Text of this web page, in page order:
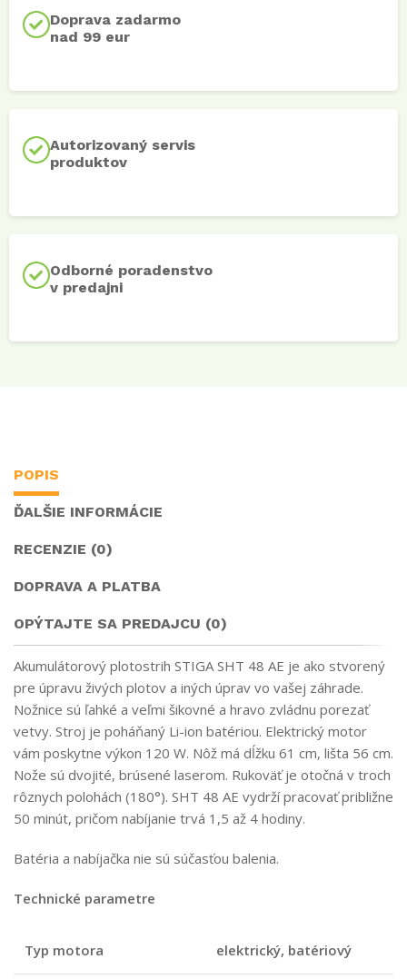
Doprava zadarmo
nad 99 eur
Autorizovaný servis
produktov
Odborné poradenstvo
v predajni
POPIS
ĎALŠIE INFORMÁCIE
RECENZIE (0)
DOPRAVA A PLATBA
OPÝTAJTE SA PREDAJCU (0)
Akumulátorový plotostrih STIGA SHT 48 AE je ako stvorený
pre úpravu živých plotov a iných úprav vo vašej záhrade.
Nožnice sú ľahké a veľmi šikovné a hravo zvládnu porezať
vetvy. Stroj je poháňaný Li-ion batériou. Elektrický motor
vám poskytne výkon 120 W. Nôž má dĺžku 61 cm, lišta 56 cm.
Nože sú dvojité, brúsené laserom. Rukoväť je otočná v troch
rôznych polohách (180°). SHT 48 AE vydrží pracovať približne
50 minút, pričom nabíjanie trvá 1,5 až 4 hodiny.
Batéria a nabíjačka nie sú súčasťou balenia.
Technické parametre
Typ motora elektrický, batériový